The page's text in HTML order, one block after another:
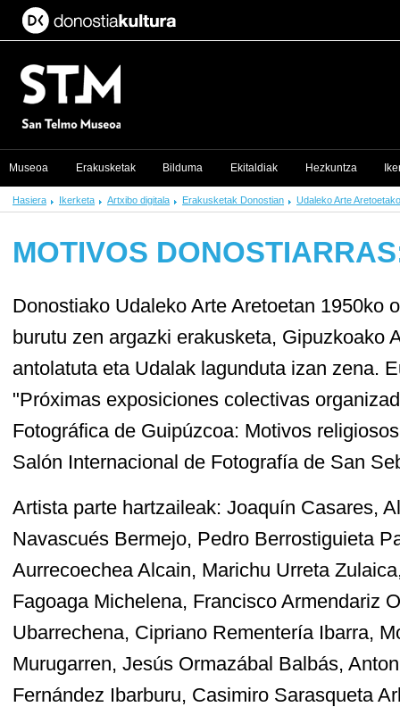
Hasiera Ikerketa Artxibo digitala Erakusketak Donostian Udaleko Arte
MOTIVOS
Donostiako Udaleko Arte Aretoetan 1950ko
burutu zen argazki erakusketa, Gipuzkoako
antolatuta eta Udalak lagunduta izan zena.
"Próximas exposiciones colectivas
Fotográfica de Guipúzcoa: Motivos
Salón Internacional de Fotografía de San
Artista parte hartzaileak: Joaquín Casares,
Navascués Bermejo, Pedro Berrostiguieta
Aurrecoechea Alcain, Marichu Urreta
Fagoaga Michelena, Francisco Armendariz
Ubarrechena, Cipriano Rementería Ibarra,
Murugarren, Jesús Ormazábal Balbás,
Fernández Ibarburu, Casimiro Sarasqueta
Museoa Erakusketak Bilduma Ekitaldiak Hezkuntza